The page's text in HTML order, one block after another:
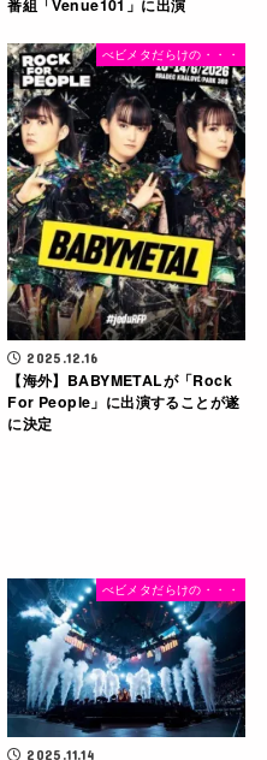
番組「Venue101」に出演
べビメタだらけの・・・
2025.12.16
【海外】BABYMETALが「Rock
For People」に出演することが遂
に決定
べビメタだらけの・・・
2025.11.14